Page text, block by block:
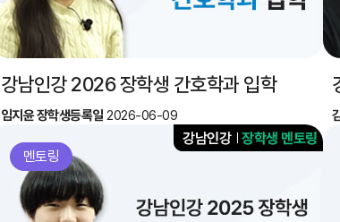
강남인강 2026 장학생 간호학과 입학
임지윤 장학생등록일 2026-06-09
멘토링